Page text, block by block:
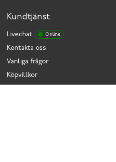
Kundtjänst
Livechat Online
Kontakta oss
Vanliga frågor
Köpvillkor